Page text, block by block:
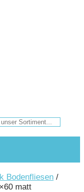
Bodenfliesen /
matt